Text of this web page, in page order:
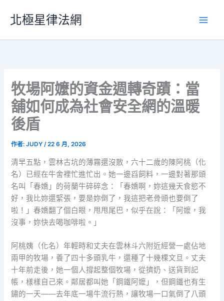
要
北極星律法網
牧場阿嬤的資金週轉奇蹟：當
舖如何成為社會安全網的溫暖
後盾
作者:JUDY/22 6 月, 2026
清早五點，雲林古坑的薄霧還沒散，六十二歲的陳阿桃（化
名）已經在牛舍裡忙進忙出。她一邊舀飼料，一邊對著那頭
名叫「春嬌」的荷蘭牛碎碎念：「春嬌啊，妳這幾天食慾不
好，我比妳還緊張，要是妳倒了，我這把老骨頭也要倒了
啦！」春嬌翻了個白眼，甩甩尾巴，似乎在說：「阿嬤，我
沒事，妳快去喝咖啡啦。」
阿桃姨（化名）年輕時和丈夫在雲林斗六附近經營一處佔地
兩甲的牧場，養了四十多頭乳牛，還種了十幾棵文旦。丈夫
十年前走後，她一個人撐起整個牧場，從擠奶、送貨到記
帳，樣樣自己來。鄰居都叫她「鋼鐵阿嬤」，但鋼鐵也有生
鏽的一天——去年底一場牛流行熱，讓牧場一口氣倒了八頭